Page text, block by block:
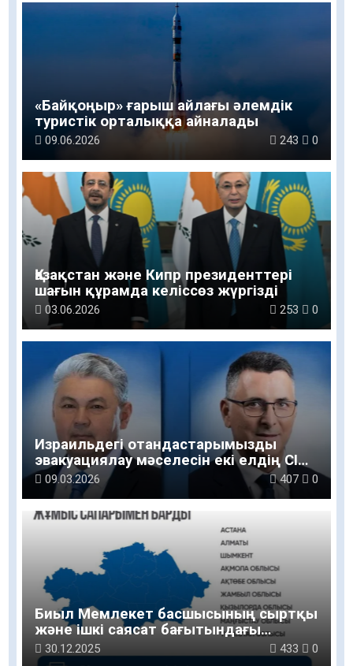
«Байқоңыр» ғарыш айлағы әлемдік
туристік орталыққа айналады
09.06.2026 243 0
Қазақстан және Кипр президенттері
шағын құрамда келіссөз жүргізді
03.06.2026 253 0
Израильдегі отандастарымызды
эвакуациялау мәселесін екі елдің СІМ
басшылары талқылады
09.03.2026 407 0
Биыл Мемлекет басшысының сыртқы
және ішкі саясат бағытындағы
қызметі өте қауырт әрі жемісті өтті
30.12.2025 433 0